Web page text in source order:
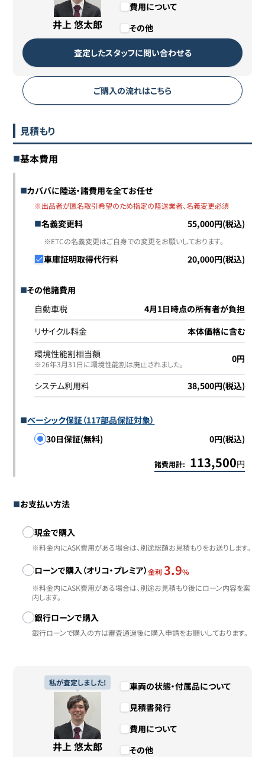
井上 悠太郎
費用について
その他
査定したスタッフに問い合わせる
ご購入の流れはこちら
見積もり
基本費用
カババに陸送・諸費用を全てお任せ
※出品者が匿名取引希望のため指定の陸送業者、名義変更必須
名義変更料 55,000円(税込)
※ETCの名義変更はご自身での変更をお願いしております。
車庫証明取得代行料 20,000円(税込)
その他諸費用
自動車税
4月1日時点の所有者が負担
リサイクル料金
本体価格に含む
環境性能割相当額
※26年3月31日に環境性能割は廃止されました｡ 0円
システム利用料 38,500円(税込)
ベーシック保証（117部品保証対象）
30日保証(無料)
0円(税込)
諸費用計: 113,500円
お支払い方法
お支払い方法
現金で購入
※料金内にASK費用がある場合は、別途総額お見積もりをお送りします。
ローンで購入（オリコ・プレミア）金利 3.9%
※料金内にASK費用がある場合は、別途お見積もり後にローン内容を案
内します。
銀行ローンで購入
銀行ローンで購入の方は審査通過後に購入申請をお願いしております。
私が査定しました!
井上 悠太郎
車両の状態・付属品について
見積書発行
費用について
その他